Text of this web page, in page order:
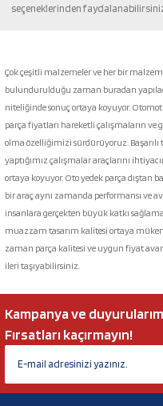
seçeneklerinden
Çok çeşitli malzemeler ve her bir
bulundurulduğu zaman buradan
niteliğinde sonuç ortaya koyuyor.
parça fiyatları hareketli çalışmaların
olma özelliğimizi sürdürüyoruz. Başarılı
yaptığımız çalışmalar araçlarını
ortaya koyuyor. Oto yedek parça dıştan
bir araç aynı zamanda performansı ve
insanlara gerçekten büyük katkı
muazzam tasarım kalitesi ortaya
zaman parça kalitesi ve uygun fiyat
ileri taşıyabilirsiniz.
Kampanya ve
Fırsatları kaçırmayın!